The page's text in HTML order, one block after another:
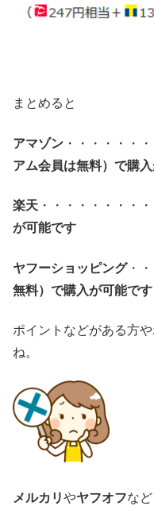
まとめると
アマゾン ・・・・・・
アム会員は無料）で購
楽天 ・・・・・・・・
が可能です
ヤフーショッピング・
無料）で購入が可能です
ポイントなどがある方
ね。
メルカリやヤフオフな